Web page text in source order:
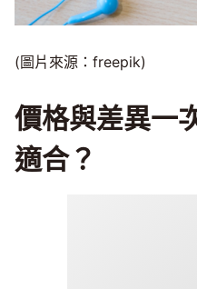
(圖片來源：freepik)
價格與差異一
適合？